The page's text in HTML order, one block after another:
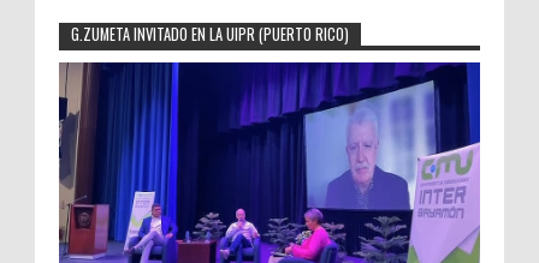
G.ZUMETA INVITADO EN LA UIPR (PUERTO RICO)